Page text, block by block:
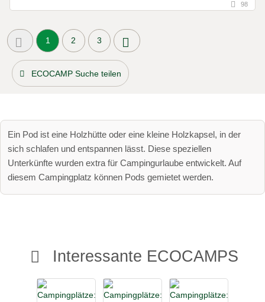
98
1 2 3
ECOCAMP Suche teilen
Ein Pod ist eine Holzhütte oder eine kleine Holzkapsel, in der
sich schlafen und entspannen lässt. Diese speziellen
Unterkünfte wurden extra für Campingurlaube entwickelt. Auf
diesem Campingplatz können Pods gemietet werden.
Interessante ECOCAMPS